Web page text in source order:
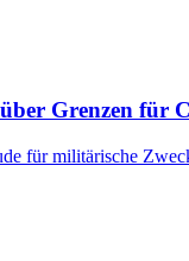
Grenzen für
für militärische